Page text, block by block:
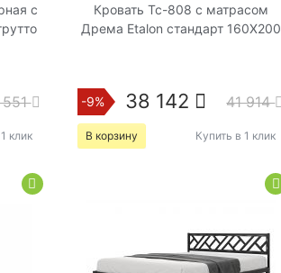
с
551
клик
Кровать Tc-808 с матрасом
Дрема Etalon стандарт 160Х200
-9% 38 142 41 914
В корзину Купить в 1 клик